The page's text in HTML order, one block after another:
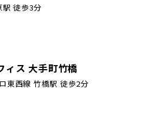
駅 徒歩3分
ィス 大手町竹橋
東西線 竹橋駅 徒歩2分